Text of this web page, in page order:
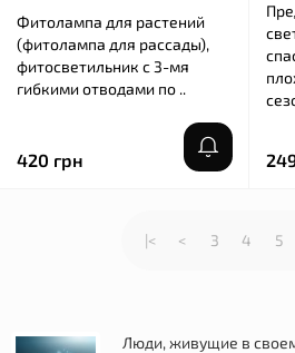
Фитолампа для растений
(фитолампа для рассады),
фитосветильник с 3-мя
гибкими отводами по ..
420 грн
|< < 3 4 5
Люди, живущие в